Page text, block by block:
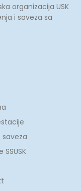
organizacija USK
i saveza sa
saveza
SSUSK